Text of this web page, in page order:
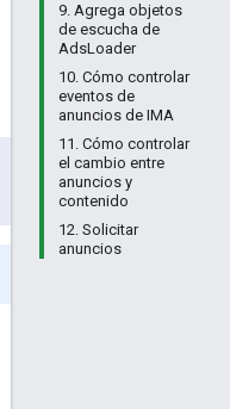
9. Agrega objetos
de escucha de
AdsLoader
10. Cómo controlar
eventos de
anuncios de IMA
11. Cómo controlar
el cambio entre
anuncios y
contenido
12. Solicitar
anuncios